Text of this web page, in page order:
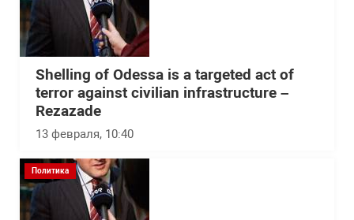
Shelling of Odessa is a targeted act of
terror against civilian infrastructure –
Rezazade
13 февраля, 10:40
Политика